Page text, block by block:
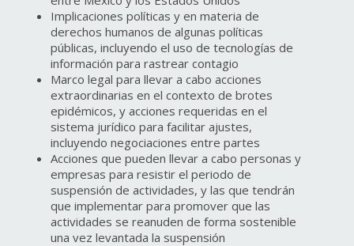
Implicaciones políticas y en materia de
derechos humanos de algunas políticas
públicas, incluyendo el uso de tecnologías de
información para rastrear contagio
Marco legal para llevar a cabo acciones
extraordinarias en el contexto de brotes
epidémicos, y acciones requeridas en el
sistema jurídico para facilitar ajustes,
incluyendo negociaciones entre partes
Acciones que pueden llevar a cabo personas y
empresas para resistir el periodo de
suspensión de actividades, y las que tendrán
que implementar para promover que las
actividades se reanuden de forma sostenible
una vez levantada la suspensión